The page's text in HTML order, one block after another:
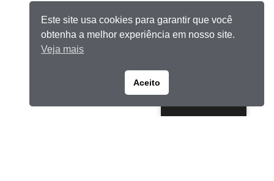
Este site usa cookies para garantir que você
obtenha a melhor experiência em nosso site.
Veja mais
Aceito